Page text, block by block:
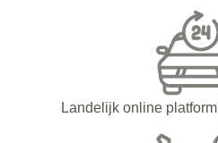
Landelijk online